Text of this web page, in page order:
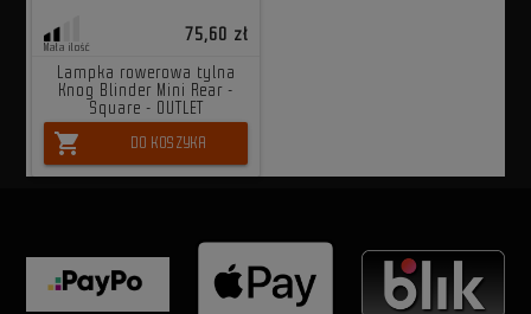
Mała ilość
75,60 zł
Lampka rowerowa tylna
Knog Blinder Mini Rear -
Square - OUTLET
shopping_cart DO KOSZYKA